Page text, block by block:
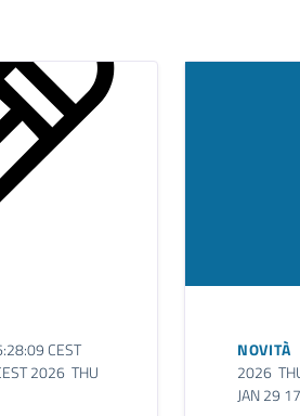
CEST
2026 THU
NOVITÀ
2026
JAN 29